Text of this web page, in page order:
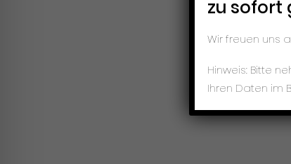
zu sofort
Wir freuen uns
Hinweis: Bitte
Ihren Daten im